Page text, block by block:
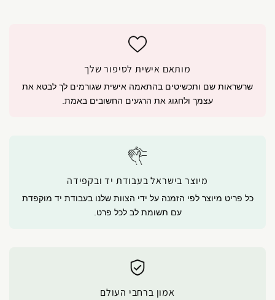
מותאם אישית לסיפור שלך
שרשראות שם ותכשיטים בהתאמה אישית שגורמים לך לבטא את
עצמך ולחגוג את הרגעים החשובים באמת.
מיוצר בישראל בעבודת יד ובקפידה
כל פריט מיוצר לפי הזמנה על ידי הצוות שלנו בעבודת יד מוקפדת
עם תשומת לב לכל פרט.
אמון ברחבי העולם